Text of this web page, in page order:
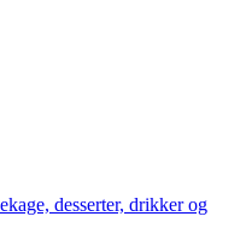
desserter, drikker og